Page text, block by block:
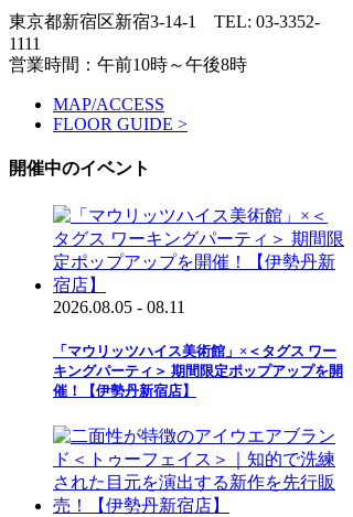
東京都新宿区新宿3-14-1 TEL: 03-3352-
1111
営業時間：午前10時～午後8時
MAP/ACCESS
FLOOR GUIDE >
開催中のイベント
2026.08.05 - 08.11
「マウリッツハイス美術館」×＜タグス ワー
キングパーティ＞ 期間限定ポップアップを開
催！【伊勢丹新宿店】